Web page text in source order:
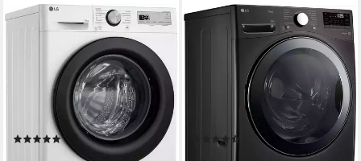
LG
Waschmaschine Serie 5
F4WR4911P
Kapazität Waschen
71 dB(A) Betriebsgeräusch
Schleuderdrehzahl
Produktdatenblatt
(249)
UVP
899,00 €
Waschmaschine Big Capacity
F0WVT202B
Kapazität Waschen
Betriebsgeräusch
Schleuderdrehzahl
Produktdatenblatt
(11)
1.599,00 €